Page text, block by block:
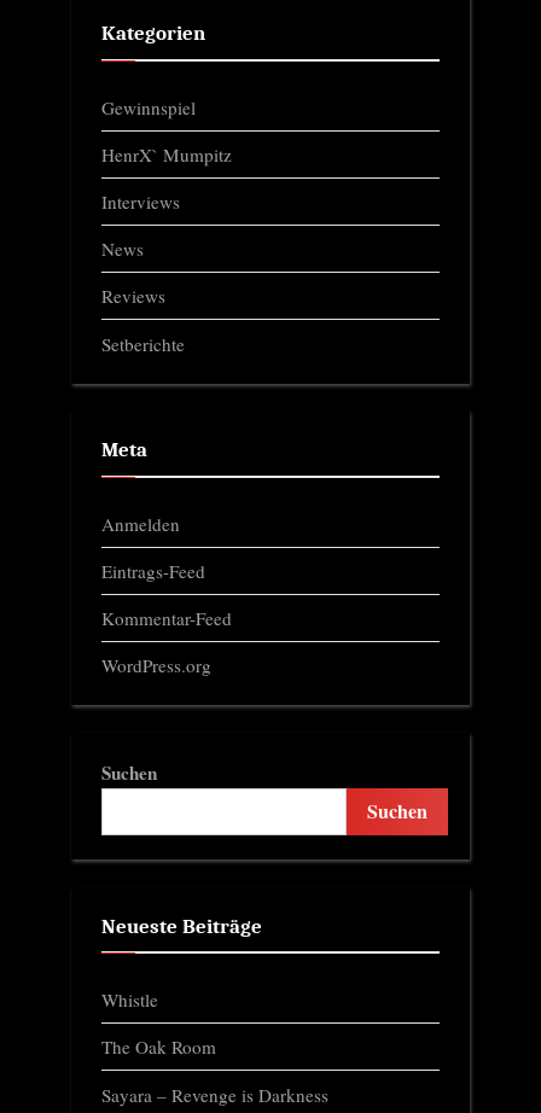
Kategorien
Gewinnspiel
HenrX` Mumpitz
Interviews
News
Reviews
Setberichte
Meta
Anmelden
Eintrags-Feed
Kommentar-Feed
WordPress.org
Suchen
Suchen
Neueste Beiträge
Whistle
The Oak Room
Sayara – Revenge is Darkness